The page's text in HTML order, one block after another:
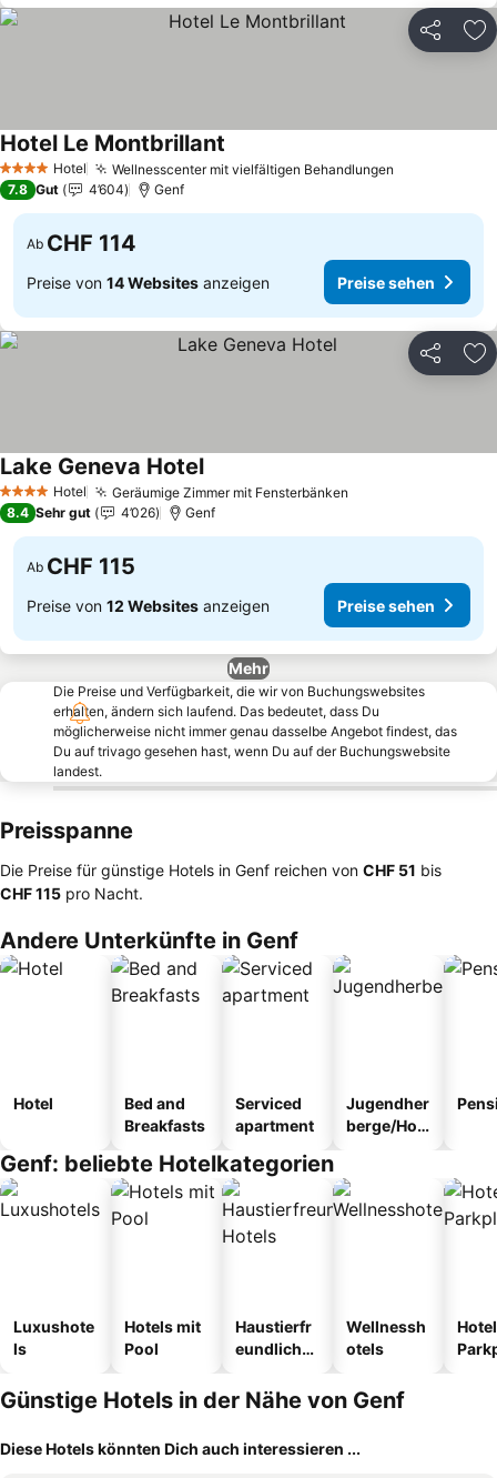
Teilen
4 Sterne Hotel Wellnesscenter mit vielfältigen Behandlungen
Hotel Le Montbrillant
7.8 Gut 4’604 Genf
Ab CHF 114
Preise von 14 Websites anzeigen Preise sehen
Teilen
4 Sterne Hotel Geräumige Zimmer mit Fensterbänken
Lake Geneva HotelPreise sehen
8.4 Sehr gut 4’026 Genf
Ab CHF 115
Preise von 12 Websites anzeigen Preise sehen
Mehr
Die Preise und Verfügbarkeit, die wir von Buchungswebsites
erhalten, ändern sich laufend. Das bedeutet, dass Du
möglicherweise nicht immer genau dasselbe Angebot findest, das
Du auf trivago gesehen hast, wenn Du auf der Buchungswebsite
landest.
Preisspanne
Die Preise für günstige Hotels in Genf reichen von ‎CHF 51 bis
‎CHF 115 pro Nacht.
Andere Unterkünfte in Genf
Hotel
Bed and
Breakfasts
Serviced
apartment
Jugendher
berge/Hos
Genf: beliebte Hotelkategorien
Luxushote
ls
Hotels mit
Pool
Haustierfr
eundliche
Wellnessh
otels
Günstige Hotels in der Nähe von Genf
Diese Hotels könnten Dich auch interessieren ...